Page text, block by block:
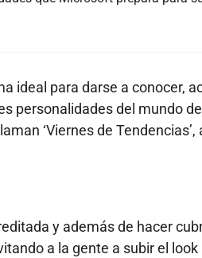
ideal para darse a conocer,
personalidades del mundo
‘Viernes de
y además de hacer
a la gente a subir el look